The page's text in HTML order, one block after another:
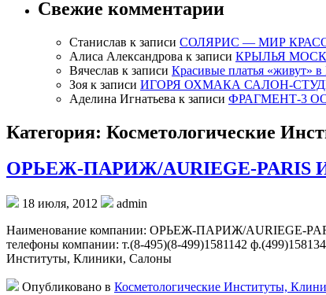
Свежие комментарии
Станислав к записи СОЛЯРИС — МИР
Алиса Александрова к записи КРЫЛЬЯ
Вячеслав к записи Красивые платья «живут» в
Зоя к записи ИГОРЯ ОХМАКА САЛОН-
Аделина Игнатьева к записи ФРАГМЕНТ-3
Категория: Косметологические
ОРЬЕЖ-ПАРИЖ/AURIEGE-
18 июля, 2012
admin
Наименование компании: ОРЬЕЖ-ПАРИЖ/AURIEGE-
телефоны компании: т.(8-495)(8-499)1581142
Институты, Клиники, Салоны
Опубликовано в Косметологические Институты,